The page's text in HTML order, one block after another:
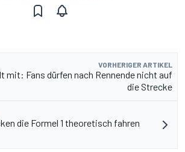
VORHERIGER ARTIKEL
mit: Fans dürfen nach Rennende nicht auf
die Strecke
die Formel 1 theoretisch fahren